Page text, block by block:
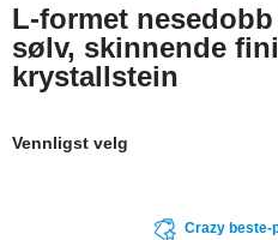
L-formet
sølv, skinnende
krystallstein
Vennligst velg
Crazy beste-